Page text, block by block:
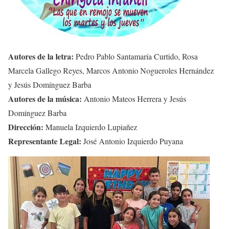
Autores de la letra: Pedro Pablo Santamaría Curtido, Rosa
Marcela Gallego Reyes, Marcos Antonio Nogueroles Hernández
y Jesús Domínguez Barba
Autores de la música: Antonio Mateos Herrera y Jesús
Domínguez Barba
Dirección: Manuela Izquierdo Lupiañez
Representante Legal: José Antonio Izquierdo Puyana